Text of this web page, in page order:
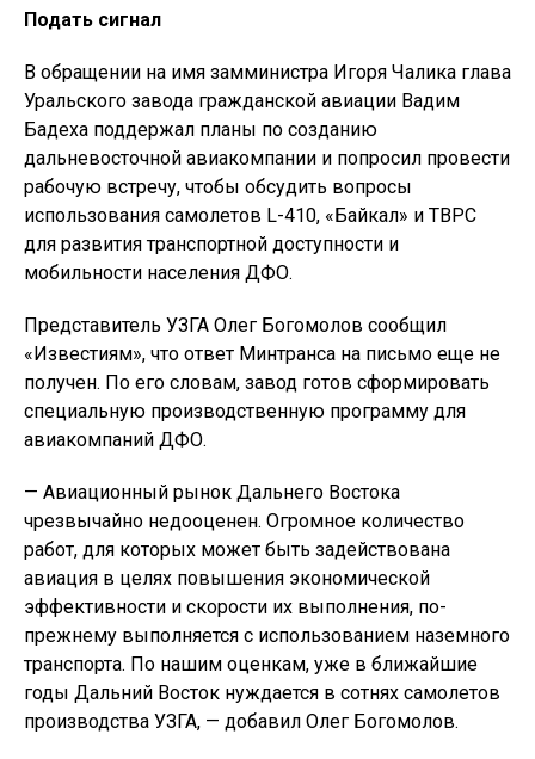
Подать сигнал
В обращении на имя замминистра Игоря Чалика глава
Уральского завода гражданской авиации Вадим
Бадеха поддержал планы по созданию
дальневосточной авиакомпании и попросил провести
рабочую встречу, чтобы обсудить вопросы
использования самолетов L-410, «Байкал» и ТВРС
для развития транспортной доступности и
мобильности населения ДФО.
Представитель УЗГА Олег Богомолов сообщил
«Известиям», что ответ Минтранса на письмо еще не
получен. По его словам, завод готов сформировать
специальную производственную программу для
авиакомпаний ДФО.
— Авиационный рынок Дальнего Востока
чрезвычайно недооценен. Огромное количество
работ, для которых может быть задействована
авиация в целях повышения экономической
эффективности и скорости их выполнения, по-
прежнему выполняется с использованием наземного
транспорта. По нашим оценкам, уже в ближайшие
годы Дальний Восток нуждается в сотнях самолетов
производства УЗГА, — добавил Олег Богомолов.